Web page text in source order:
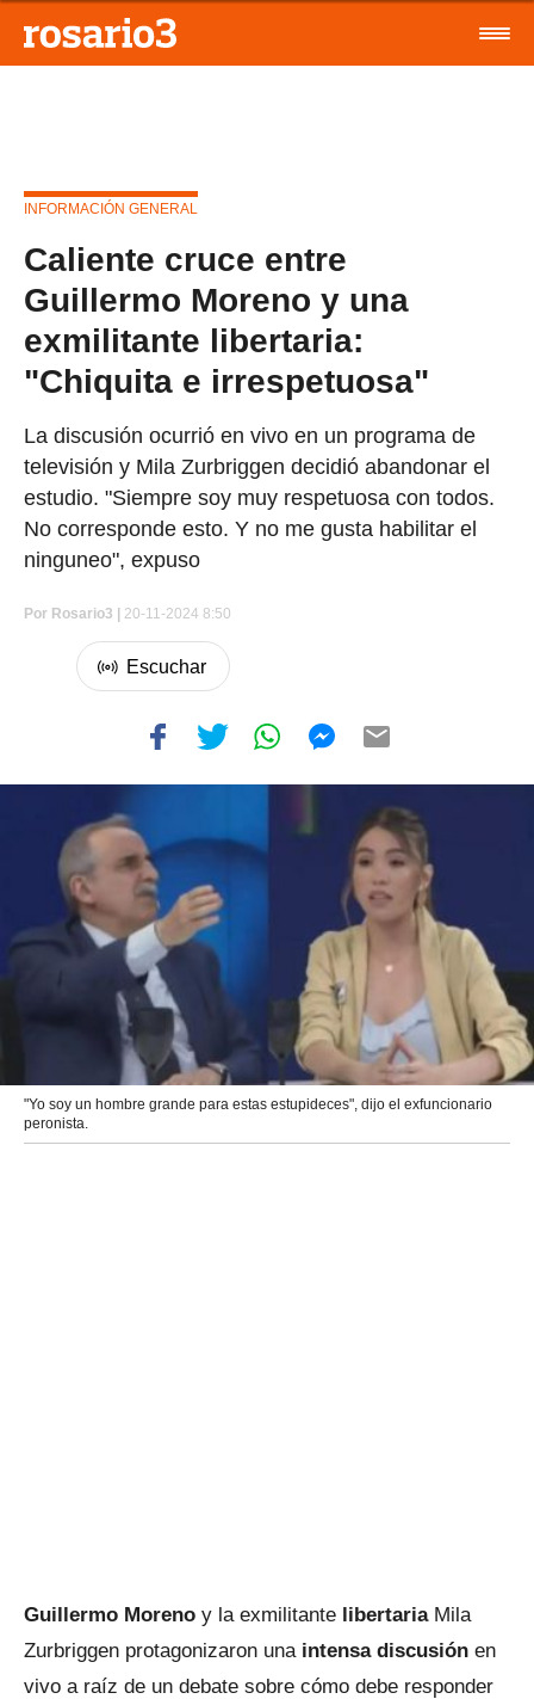
INFORMACIÓN GENERAL
Caliente cruce entre
Guillermo Moreno y una
exmilitante libertaria:
"Chiquita e irrespetuosa"
La discusión ocurrió en vivo en un programa de
televisión y Mila Zurbriggen decidió abandonar el
estudio. "Siempre soy muy respetuosa con todos.
No corresponde esto. Y no me gusta habilitar el
ninguneo", expuso
Por Rosario3 | 20-11-2024 8:50
"Yo soy un hombre grande para estas estupideces", dijo el exfuncionario
peronista.
Guillermo Moreno y la exmilitante libertaria Mila
Zurbriggen protagonizaron una intensa discusión en
vivo a raíz de un debate sobre cómo debe responder